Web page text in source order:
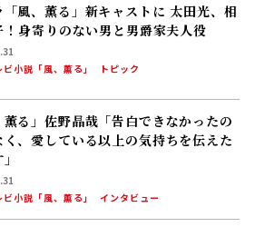
「風、薫る」新キャストに 太田光、相
――身寄りのない男と男爵家夫人役
小説「風、薫る」
トピック
薫る」佐野晶哉「告白できなかったの
く、愛している以上の気持ちを伝えた
小説「風、薫る」
インタビュー